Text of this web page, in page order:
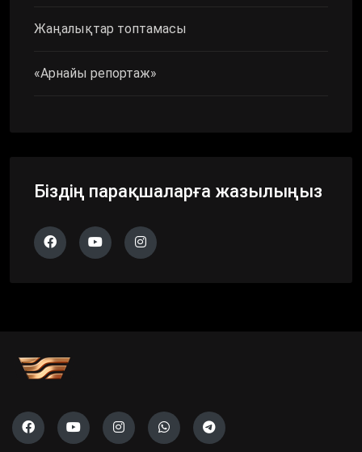
Жаңалықтар топтамасы
«Арнайы репортаж»
Біздің парақшаларға жазылыңыз